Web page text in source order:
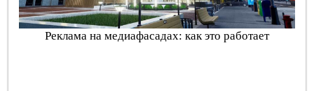
Реклама на медиафасадах: как это работает